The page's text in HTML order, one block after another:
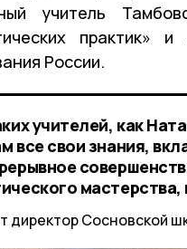
учитель
практик»
России.
учителей, как
все свои знания,
директор